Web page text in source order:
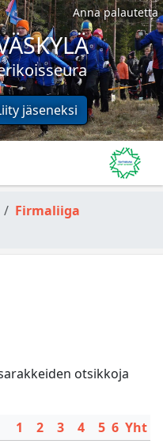
jäseneksi
Anna palautetta
Firmaliiga
otsikkoja
1 2 3 4 5 6 Yht